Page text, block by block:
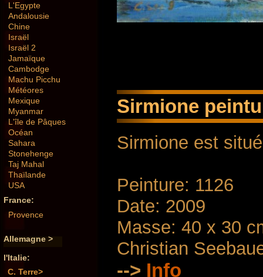
L'Egypte
Andalousie
Chine
Israël
Israël 2
Jamaïque
Cambodge
Machu Picchu
Météores
Mexique
Myanmar
L'île de Pâques
Océan
Sahara
Stonehenge
Taj Mahal
Thaïlande
USA
France:
Provence
Allemagne >
l'Italie:
C. Terre>
Sirmione
Sirmione est
Peinture: 1126
Date: 2009
Masse: 40 x 30
Christian
--> Info